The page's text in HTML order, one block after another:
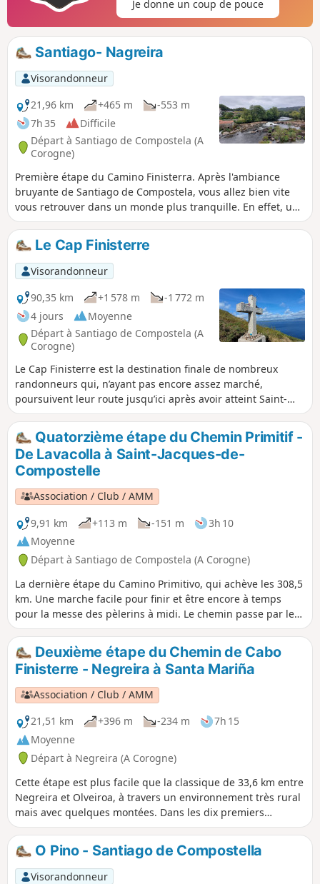
Je donne un coup de pouce
Santiago- Nagreira
Visorandonneur
21,96 km
+465 m
-553 m
7h 35
Difficile
Départ à Santiago de Compostela (A
Corogne)
Première étape du Camino Finisterra. Après l'ambiance
bruyante de Santiago de Compostela, vous allez bien vite
vous retrouver dans un monde plus tranquille. En effet, un
parcours vallonné, parsemé de forêts vous mène à travers
une région peu peuplée, direction Ouest. Le chemin
traverse plusieurs petits villages tels que Quintans et Ponte
Sarela. Entre ponts romains et petites montagnes, vous
arrivez à Neigreira, petite ville d’origine médiévale dont les
monuments les plus remarquables sont la maison de
campagne Pazo do Coton et une chapelle attenante dédiée
à Saint-Mauro.
Le Cap Finisterre
Visorandonneur
90,35 km
+1 578 m
-1 772 m
4 jours
Moyenne
Départ à Santiago de Compostela (A
Corogne)
Le Cap Finisterre est la destination finale de nombreux
randonneurs qui, n’ayant pas encore assez marché,
poursuivent leur route jusqu’ici après avoir atteint Saint-
Jacques-de-Compostelle. C'est la suite de mon parcours
n°34216808 démarré le 20 mars 2023. Le Cap Finisterre,
c'est aussi un promontoire rocheux de 600 m de long qui
s’effondre brutalement dans la mer tout au Sud de la Côte
de la Mort : le genre d’endroit qui dégage une véritable
impression de bout du monde.
Quatorzième étape du Chemin Primitif -
De Lavacolla à Saint-Jacques-de-
Compostelle
Association / Club / AMM
9,91 km
+113 m -151 m
3h 10
Moyenne
Départ à Santiago de Compostela (A Corogne)
La dernière étape du Camino Primitivo, qui achève les 308,5
km. Une marche facile pour finir et être encore à temps
pour la messe des pèlerins à midi. Le chemin passe par le
Monte do Gozo (Mont de la Joie) qui nous offre une belle
vue sur les trois flèches de la cathédrale de Saint-Jacques-
de-Compostelle. De là, il faut environ une heure pour
rejoindre la porte principale et l'entrée de la cathédrale, qui
marque la fin de ce voyage. Cependant, il est recommandé
de continuer quelques jours de plus jusqu'à Finisterre, sur
la côte atlantique.
Deuxième étape du Chemin de Cabo
Finisterre - Negreira à Santa Mariña
Association / Club / AMM
21,51 km
+396 m -234 m
7h 15
Moyenne
Départ à Negreira (A Corogne)
Cette étape est plus facile que la classique de 33,6 km entre
Negreira et Olveiroa, à travers un environnement très rural
mais avec quelques montées. Dans les dix premiers
kilomètres, on traverse des forêts luxuriantes de pins, de
châtaigniers et de chênes, puis on passe par une zone plus
dégagée. À la fin, il y a un petit village sympa qui vaut le
détour.
O Pino - Santiago de Compostella
Visorandonneur